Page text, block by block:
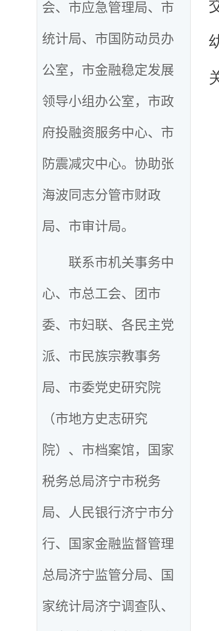
会、市应急管理局、市
统计局、市国防动员办
公室，市金融稳定发展
领导小组办公室，市政
府投融资服务中心、市
防震减灾中心。协助张
海波同志分管市财政
局、市审计局。
联系市机关事务中
心、市总工会、团市
委、市妇联、各民主党
派、市民族宗教事务
局、市委党史研究院
（市地方史志研究
院）、市档案馆，国家
税务总局济宁市税务
局、人民银行济宁市分
行、国家金融监督管理
总局济宁监管分局、国
家统计局济宁调查队、